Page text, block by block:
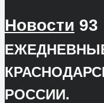
Новости 93
РОССИИ.